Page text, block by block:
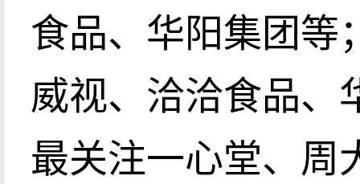
食品、华阳集团等
威视、洽洽食品、
最关注一心堂、周